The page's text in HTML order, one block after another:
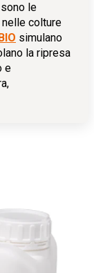
le
colture
simulano
la ripresa
e